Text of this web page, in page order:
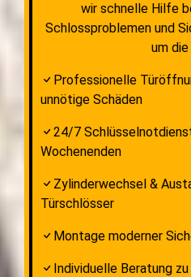
wir schnelle Hilfe
Schlossproblemen und
um die
Professionelle
unnötige Schäden
24/7
Wochenenden
Zylinderwechsel &
Türschlösser
Montage moderner
Individuelle Beratung